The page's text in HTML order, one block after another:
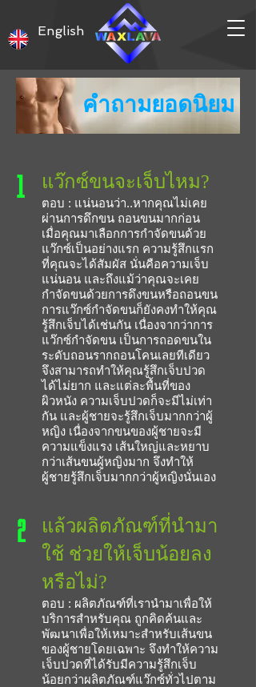
English
คำถามยอดนิยม
1 แว๊กซ์ขนจะเจ็บไหม?
ตอบ : แน่นอนว่า..หากคุณไม่เคย
ผ่านการดึกขน ถอนขนมากก่อน
เมื่อคุณมาเลือกการกำจัดขนด้วย
แว๊กซ์เป็นอย่างแรก ความรู้สึกแรก
ที่คุณจะได้สัมผัส นั่นคือความเจ็บ
แน่นอน และถึงแม้ว่าคุณจะเคย
กำจัดขนด้วยการดึงขนหรือถอนขน
การแว๊กซ์กำจัดขนก็ยังคงทำให้คุณ
รู้สึกเจ็บได้เช่นกัน เนื่องจากว่าการ
แว๊กซ์กำจัดขน เป็นการถอดขนใน
ระดับถอนรากถอนโคนเลยทีเดียว
จึงสามารถทำให้คุณรู้สึกเจ็บปวด
ได้ไม่ยาก และแต่ละพื้นที่ของ
ผิวหนัง ความเจ็บปวดก็จะมีไม่เท่า
กัน และผู้ชายจะรู้สึกเจ็บมากกว่าผู้
หญิง เนื่องจากขนของผู้ชายจะมี
ความแข็งแรง เส้นใหญ่และหยาบ
กว่าเส้นขนผู้หญิงมาก จึงทำให้
ผู้ชายรู้สึกเจ็บมากกว่าผู้หญิงนั่นเอง
2
แล้วผลิตภัณฑ์ที่นำมา
ใช้ ช่วยให้เจ็บน้อยลง
หรือไม่?
ตอบ : ผลิตภัณฑ์ที่เรานำมาเพื่อให้
บริการสำหรับคุณ ถูกคิดค้นและ
พัฒนาเพื่อให้เหมาะสำหรับเส้นขน
ของผู้ชายโดยเฉพาะ จึงทำให้ความ
เจ็บปวดที่ได้รับมีความรู้สึกเจ็บ
น้อยกว่าผลิตภัณฑ์แว๊กซ์ทั่วไปตาม